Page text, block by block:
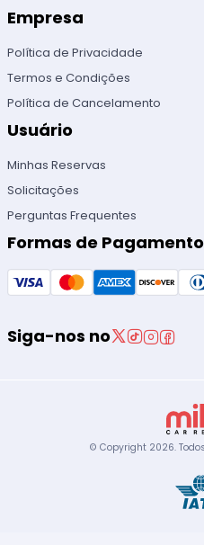
Empresa
Política de Privacidade
Termos e Condições
Política de Cancelamento
Usuário
Minhas Reservas
Solicitações
Perguntas Frequentes
Formas de Pagamento
Siga-nos no
© Copyright 2026.